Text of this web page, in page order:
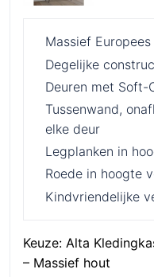
Massief
Degelijke
Deuren met Soft-
Tussenwand,
elke deur
Legplanken in
Roede in hoogte
Kindvriendelijke
Keuze: Alta
– Massief hout